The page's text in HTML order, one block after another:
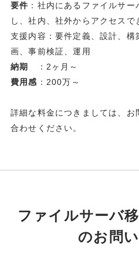
要件 ：社内にあるファイルサ
し、社内、社外からアクセスで
支援内容：要件定義、設計、構
画、事前検証、運用
納期
：2ヶ月～
費用感 ：200万～
詳細な料金につきましては、
合わせください。
ファイルサーバ
のお問